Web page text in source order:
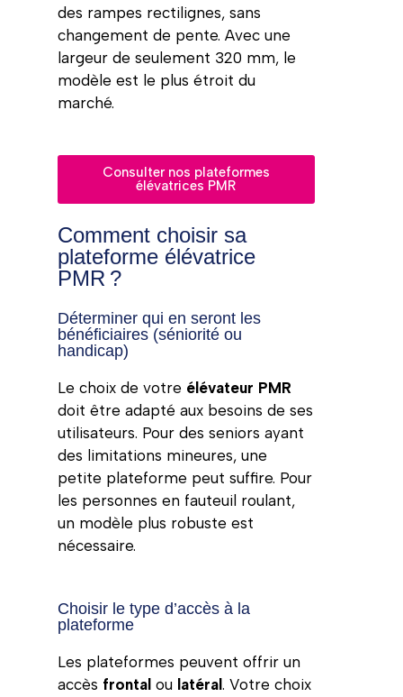
des rampes rectilignes, sans
changement de pente. Avec une
largeur de seulement 320 mm, le
modèle est le plus étroit du
marché.
Consulter nos plateformes
élévatrices PMR
Comment choisir sa
plateforme élévatrice
PMR ?
Déterminer qui en seront les
bénéficiaires (séniorité ou
handicap)
Le choix de votre élévateur PMR
doit être adapté aux besoins de ses
utilisateurs. Pour des seniors ayant
des limitations mineures, une
petite plateforme peut suffire. Pour
les personnes en fauteuil roulant,
un modèle plus robuste est
nécessaire.
Choisir le type d’accès à la
plateforme
Les plateformes peuvent offrir un
accès frontal ou latéral . Votre choix